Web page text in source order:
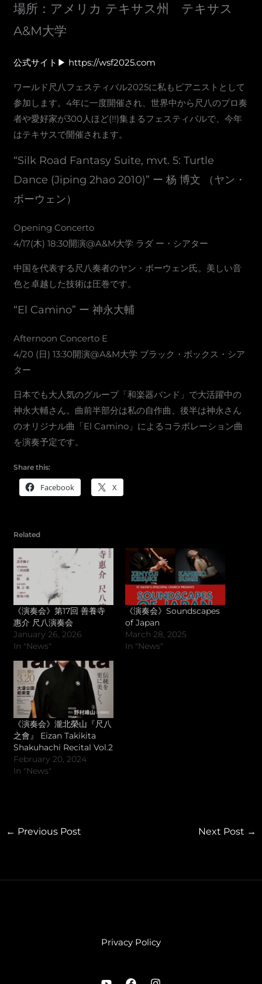
場所：アメリカ テキサス州 テキサス
A&M大学
公式サイト▶︎ https://wsf2025.com
ワールド尺八フェスティバル2025に私もピアニストとして
参加します。4年に一度開催され、世界中から尺八のプロ奏
者や愛好家が300人ほど(!!)集まるフェスティバルで、今年
はテキサスで開催されます。
“Silk Road Fantasy Suite, mvt. 5: Turtle
Dance (Jiping 2hao 2010)” ー 杨 博文 （ヤン・
ボーウェン）
Opening Concerto
4/17(木) 18:30開演@A&M大学 ラダ ー・シアター
中国を代表する尺八奏者のヤン・ボーウェン氏。美しい音
色と卓越した技術は圧巻です。
“El Camino” ー 神永大輔
Afternoon Concerto E
4/20 (日) 13:30開演@A&M大学 ブラック・ボックス・シア
ター
日本でも大人気のグループ「和楽器バンド」で大活躍中の
神永大輔さん。曲前半部分は私の自作曲、後半は神永さん
のオリジナル曲「El Camino」によるコラボレーション曲
を演奏予定です。
Share this:
Facebook X
Related
《演奏会》第17回 善養寺
惠介 尺八演奏会
January 26, 2026
In "News"
《演奏会》Soundscapes
of Japan
March 28, 2025
In "News"
《演奏会》瀧北榮山『尺八
之會』 Eizan Takikita
Shakuhachi Recital Vol.2
February 20, 2024
In "News"
← Previous Post Next Post →
Privacy Policy